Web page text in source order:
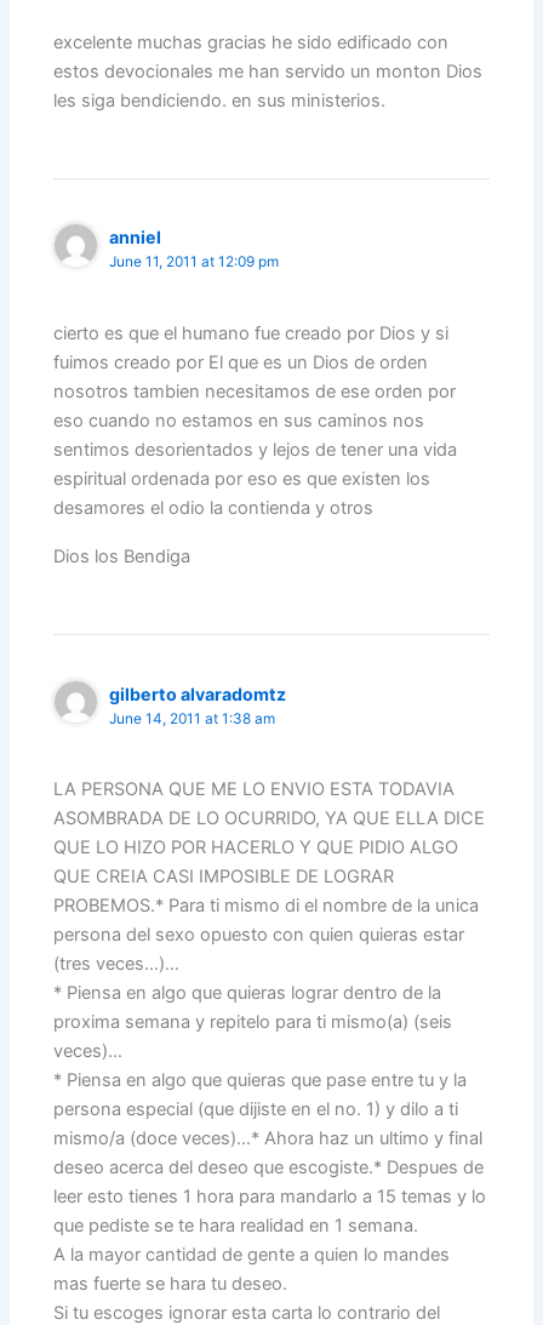
excelente muchas gracias he sido edificado con
estos devocionales me han servido un monton Dios
les siga bendiciendo. en sus ministerios.
anniel
June 11, 2011 at 12:09 pm
cierto es que el humano fue creado por Dios y si
fuimos creado por El que es un Dios de orden
nosotros tambien necesitamos de ese orden por
eso cuando no estamos en sus caminos nos
sentimos desorientados y lejos de tener una vida
espiritual ordenada por eso es que existen los
desamores el odio la contienda y otros
Dios los Bendiga
gilberto alvaradomtz
June 14, 2011 at 1:38 am
LA PERSONA QUE ME LO ENVIO ESTA TODAVIA
ASOMBRADA DE LO OCURRIDO, YA QUE ELLA DICE
QUE LO HIZO POR HACERLO Y QUE PIDIO ALGO
QUE CREIA CASI IMPOSIBLE DE LOGRAR
PROBEMOS.* Para ti mismo di el nombre de la unica
persona del sexo opuesto con quien quieras estar
(tres veces…)…
* Piensa en algo que quieras lograr dentro de la
proxima semana y repitelo para ti mismo(a) (seis
veces)…
* Piensa en algo que quieras que pase entre tu y la
persona especial (que dijiste en el no. 1) y dilo a ti
mismo/a (doce veces)…* Ahora haz un ultimo y final
deseo acerca del deseo que escogiste.* Despues de
leer esto tienes 1 hora para mandarlo a 15 temas y lo
que pediste se te hara realidad en 1 semana.
A la mayor cantidad de gente a quien lo mandes
mas fuerte se hara tu deseo.
Si tu escoges ignorar esta carta lo contrario del